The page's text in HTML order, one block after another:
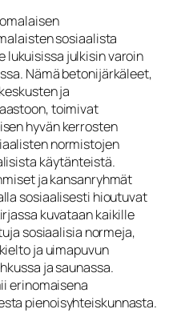
sosiaalista
julkisin varoin
Nämä betonijärkäleet,
ja
toimivat
hyvän kerrosten
normistojen
käytänteistä.
ja kansanryhmät
sosiaalisesti hioutuvat
kuvataan kaikille
sosiaalisia normeja,
ja uimapuvun
ja saunassa.
erinomaisena
pienoisyhteiskunnasta.